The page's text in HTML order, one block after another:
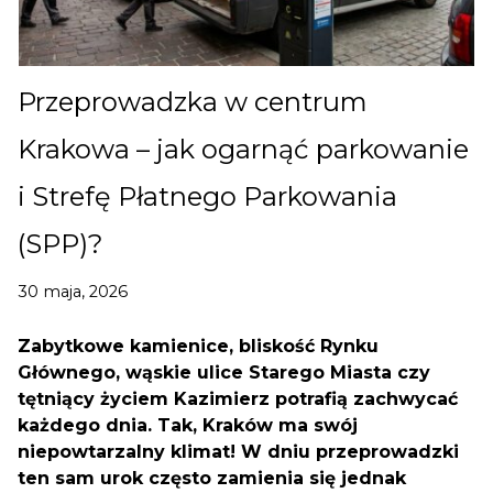
Przeprowadzka w centrum
Krakowa – jak ogarnąć parkowanie
i Strefę Płatnego Parkowania
(SPP)?
30 maja, 2026
Zabytkowe kamienice, bliskość Rynku
Głównego, wąskie ulice Starego Miasta czy
tętniący życiem Kazimierz potrafią zachwycać
każdego dnia. Tak, Kraków ma swój
niepowtarzalny klimat! W dniu przeprowadzki
ten sam urok często zamienia się jednak